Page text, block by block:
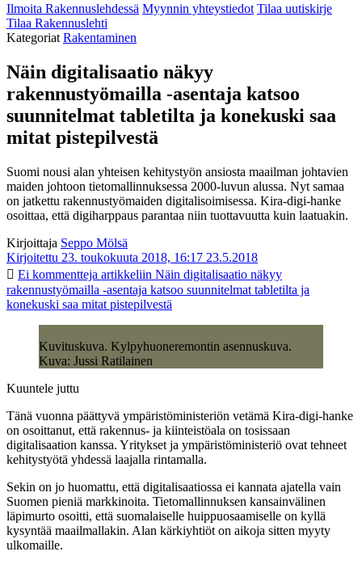
Ilmoita Rakennuslehdessä Myynnin yhteystiedot Tilaa uutiskirje
Tilaa Rakennuslehti
Kategoriat Rakentaminen
Näin digitalisaatio näkyy
rakennustyömailla -asentaja katsoo
suunnitelmat tabletilta ja konekuski saa
mitat pistepilvestä
Suomi nousi alan yhteisen kehitystyön ansiosta maailman johtavien
maiden johtoon tietomallinnuksessa 2000-luvun alussa. Nyt samaa
on jatkettu rakennustyömaiden digitalisoimisessa. Kira-digi-hanke
osoittaa, että digiharppaus parantaa niin tuottavuutta kuin laatuakin.
Kirjoittaja Seppo Mölsä
Kirjoitettu 23. toukokuuta 2018, 16:17 23.5.2018
Ei kommentteja artikkeliin Näin digitalisaatio näkyy
rakennustyömailla -asentaja katsoo suunnitelmat tabletilta ja
konekuski saa mitat pistepilvestä
Kuvituskuva. Kylpyhuoneremontin asennuskuva.
Kuva: Jussi Ratilainen
Kuuntele juttu
Tänä vuonna päättyvä ympäristöministeriön vetämä Kira-digi-hanke
on osoittanut, että rakennus- ja kiinteistöala on tosissaan
digitalisaation kanssa. Yritykset ja ympäristöministeriö ovat tehneet
kehitystyötä yhdessä laajalla rintamalla.
Sekin on jo huomattu, että digitalisaatiossa ei kannata ajatella vain
Suomen pieniä markkinoita. Tietomallinnuksen kansainvälinen
läpimurto osoitti, että suomalaiselle huippuosaamiselle on kyllä
kysyntää maailmallakin. Alan kärkiyhtiöt on aikoja sitten myyty
ulkomaille.